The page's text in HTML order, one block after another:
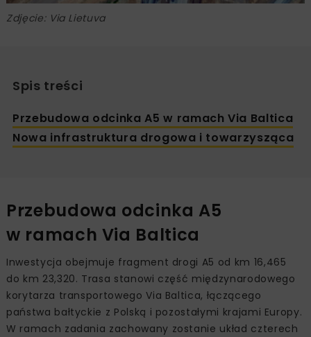
Zdjęcie: Via Lietuva
Spis treści
Przebudowa odcinka A5 w ramach Via Baltica
Nowa infrastruktura drogowa i towarzysząca
Przebudowa odcinka A5
w ramach Via Baltica
Inwestycja obejmuje fragment drogi A5 od km 16,465
do km 23,320. Trasa stanowi część międzynarodowego
korytarza transportowego Via Baltica, łączącego
państwa bałtyckie z Polską i pozostałymi krajami Europy.
W ramach zadania zachowany zostanie układ czterech